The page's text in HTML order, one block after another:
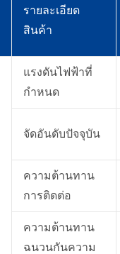
รายละเอียด
สินค้า
แรงดันไฟฟ้าที่
กำหนด
จัดอันดับปัจจุบัน
ความต้านทาน
การติดต่อ
ความต้านทาน
ฉนวนกันความ